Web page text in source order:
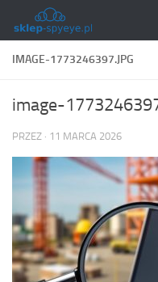
Skip to content
IMAGE-1773246397.JPG
image-
PRZEZ · 11 MARCA 2026